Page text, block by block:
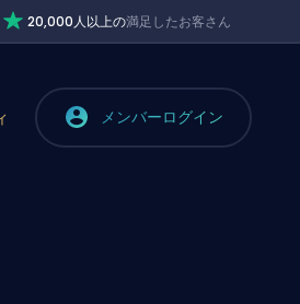
20,000人以上の満足したお客さん
メンバーログイン